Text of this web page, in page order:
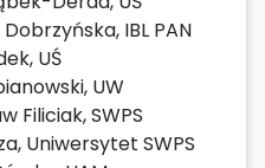
IBL PAN
UŚ
UW
Filiciak, SWPS
Uniwersytet SWPS